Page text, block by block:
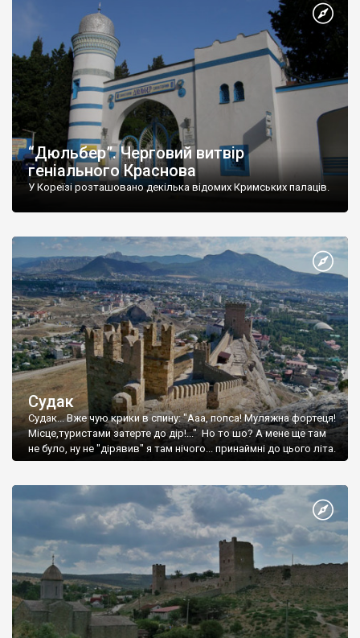
“Дюльбер”. Черговий витвір
геніального Краснова
У Кореїзі розташовано декілька відомих Кримських палаців.
Судак
Судак... Вже чую крики в спину: "Ааа, попса! Муляжна фортеця!
Місце,туристами затерте до дір!..." Но то шо? А мене ще там
не було, ну не "дірявив" я там нічого... принаймні до цього літа.